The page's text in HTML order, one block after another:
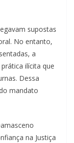
supostas
No entanto,
a
ilícita que
Dessa
mandato
na Justiça